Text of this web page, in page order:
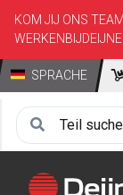
KOM JIJ ONS
SPRACHE